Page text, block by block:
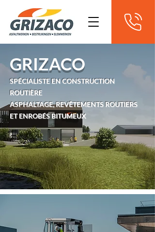
GRIZACO
SPÉCIALISTE EN CONSTRUCTION
ROUTIÈRE
ASPHALTAGE, REVÊTEMENTS ROUTIERS
ET ENROBÉS BITUMEUX